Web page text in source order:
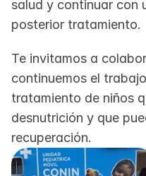
salud y continuar con
posterior tratamiento.
Te invitamos a
continuemos el
tratamiento de niños
desnutrición y que
recuperación.